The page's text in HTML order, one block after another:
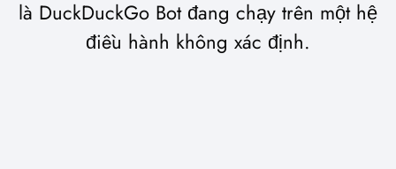
là DuckDuckGo Bot đang chạy trên một hệ
điều hành không xác định.